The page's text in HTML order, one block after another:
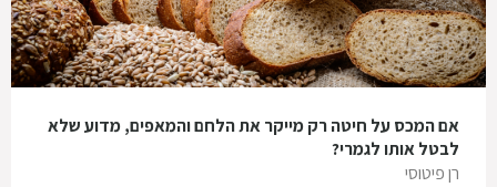
אם המכס על חיטה רק מייקר את הלחם והמאפים, מדוע שלא
לבטל אותו לגמרי?
רן פיטוסי